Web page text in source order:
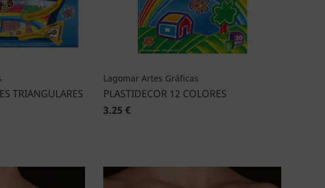
TRIANGULARES
Lagomar Artes Gráficas
PLASTIDECOR 12 COLORES
3.25 €